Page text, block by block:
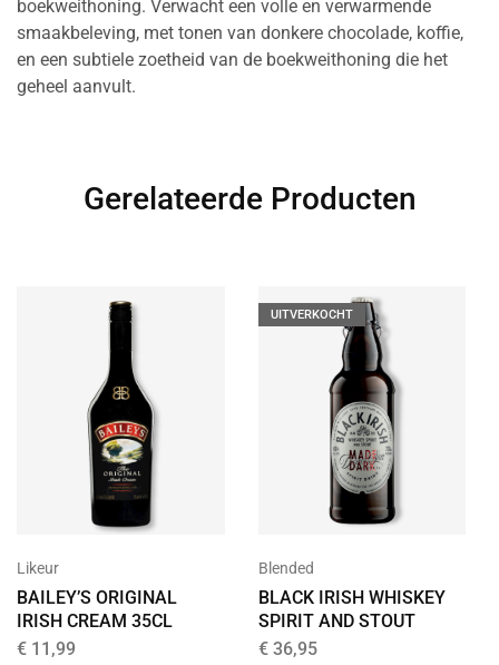
boekweithoning. Verwacht een volle en verwarmende
smaakbeleving, met tonen van donkere chocolade, koffie,
en een subtiele zoetheid van de boekweithoning die het
geheel aanvult.
Gerelateerde Producten
Likeur
BAILEY’S ORIGINAL
IRISH CREAM 35CL
€ 11,99
UITVERKOCHT
Blended
BLACK IRISH WHISKEY
SPIRIT AND STOUT
€36,95